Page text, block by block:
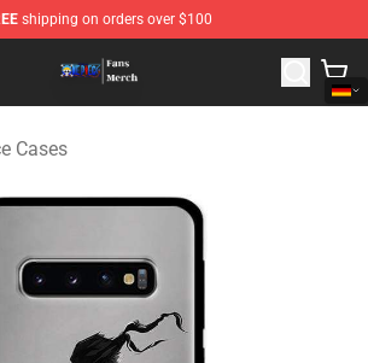
shipping on orders over $100
- Official One Piece Merchandise Shop
Cases